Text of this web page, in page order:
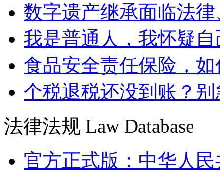
数字遗产继承面临法
我是普通人，我怀疑
食品安全责任保险，
个税退税还没到账？
法律法规 Law Database
官方正式版：中华人